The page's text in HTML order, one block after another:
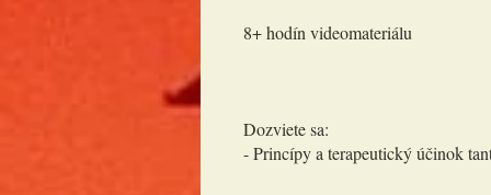
8+ hodín videomateriálu
Dozviete sa:
- Princípy a terapeutický účinok